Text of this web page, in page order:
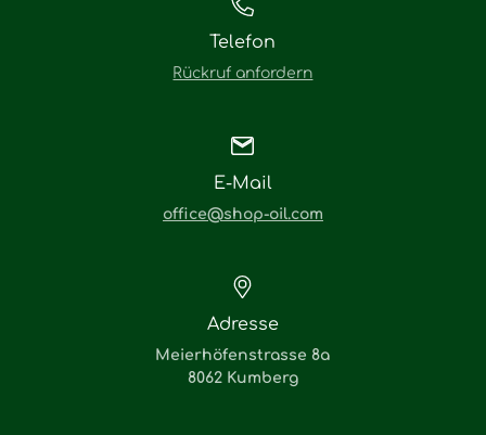
Telefon
Rückruf anfordern
E-Mail
office@shop-oil.com
Adresse
Meierhöfenstrasse 8a
8062 Kumberg